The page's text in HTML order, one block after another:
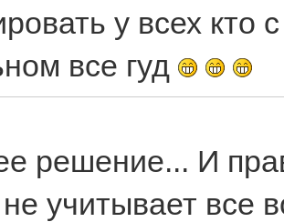
у всех кто
все гуд
решение... И
учитывает все